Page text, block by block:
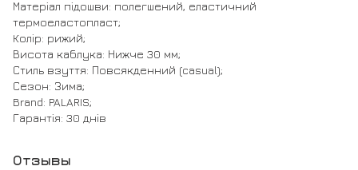
Матеріал підошви: полегшений, еластичний
термоеластопласт;
Колір: рижий;
Висота каблука: Нижче 30 мм;
Стиль взуття: Повсякденний (casual);
Сезон: Зима;
Brand: PALARIS;
Гарантія: 30 днів
Отзывы